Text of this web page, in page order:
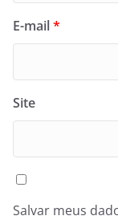
E-mail*
Site
Salvar meus